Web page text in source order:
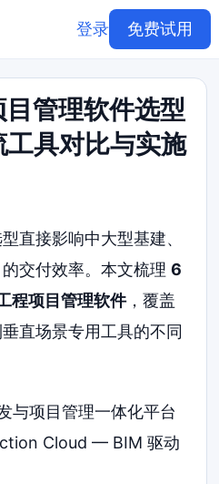
登录 免费试用
管理软件选型
具对比与实施
直接影响中大型基建、
交付效率。本文梳理6
程项目管理软件，覆盖
直场景专用工具的不同
项目管理一体化平台
Cloud — BIM 驱动